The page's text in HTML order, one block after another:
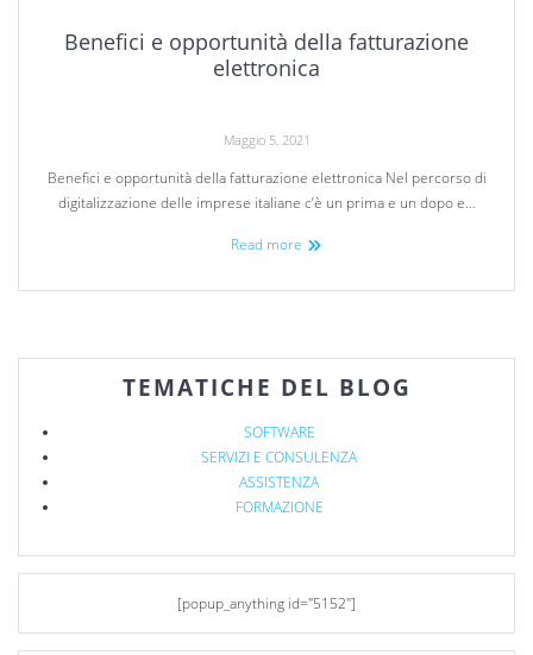
Benefici e opportunità della fatturazione
elettronica
Maggio 5, 2021
Benefici e opportunità della fatturazione elettronica Nel percorso di
digitalizzazione delle imprese italiane c’è un prima e un dopo e…
Read more
TEMATICHE DEL BLOG
SOFTWARE
SERVIZI E CONSULENZA
ASSISTENZA
FORMAZIONE
[popup_anything id="5152"]